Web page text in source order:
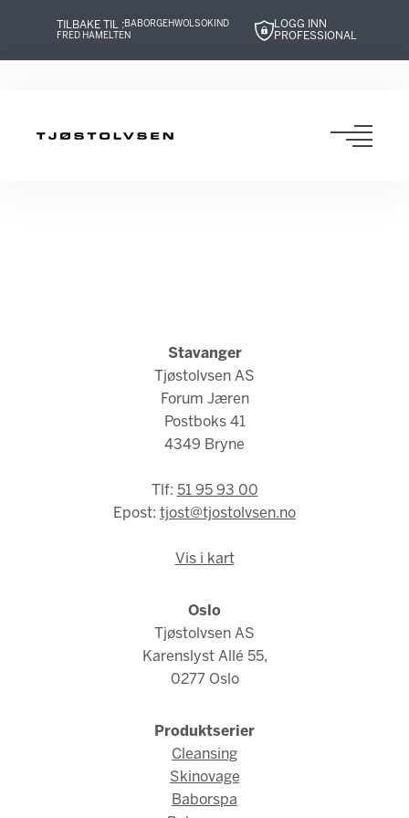
innhold
navigasjon
innhold
navigasjon
TILBAKE TIL :BABORGEHWOLSOKIND
FRED HAMELTEN
LOGG INN
PROFESSIONAL
Stavanger
Tjøstolvsen AS
Forum Jæren
Postboks 41
4349 Bryne
Tlf: 51 95 93 00
Epost: tjost@tjostolvsen.no
Vis i kart
Oslo
Tjøstolvsen AS
Karenslyst Allé 55,
0277 Oslo
Produktserier
Cleansing
Skinovage
Baborspa